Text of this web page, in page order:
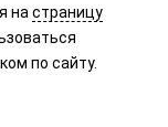
на страницу
по сайту.